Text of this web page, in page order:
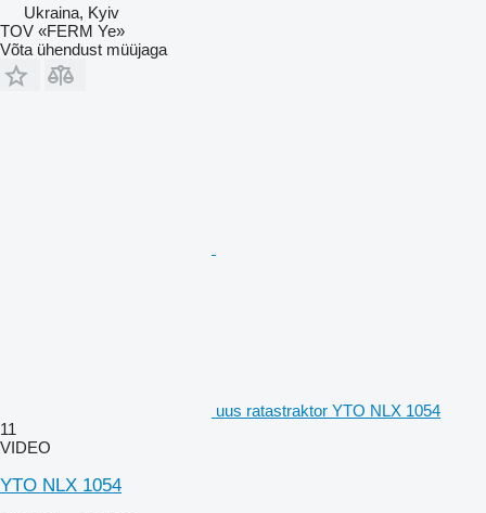
Ukraina, Kyiv
TOV «FERM Ye»
Võta ühendust müüjaga
uus ratastraktor YTO NLX 1054
11
VIDEO
YTO NLX 1054